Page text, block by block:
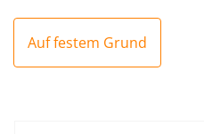
Auf festem Grund